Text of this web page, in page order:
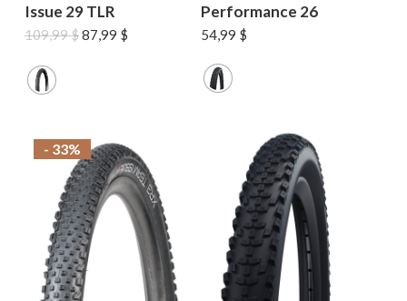
Issue 29 TLR
109,99$Le
87,99 $Le
Performance 26
54,99 $
- 33%